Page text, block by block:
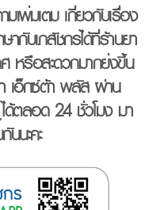
พิ่มเติม เกี่ยวกับเรื่อง
ากับเภสัชกรได้ที่ร้านยา
หรือสะดวกมากยิ่งขึ้น
เอ็กซ์ต้า พลัส ผ่าน
ได้ตลอด 24 ชั่วโมง มา
นะคะ